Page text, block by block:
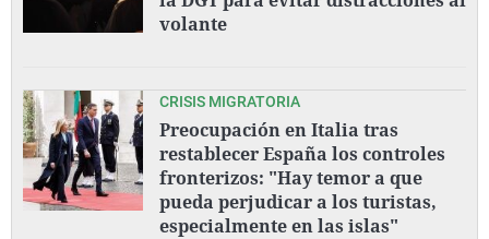
volante
CRISIS MIGRATORIA
Preocupación en Italia tras
restablecer España los controles
fronterizos: "Hay temor a que
pueda perjudicar a los turistas,
especialmente en las islas"